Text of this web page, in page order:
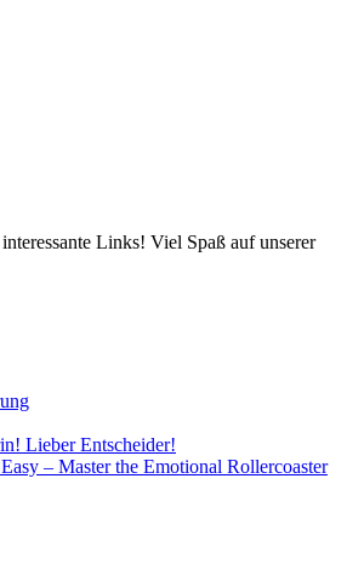
Links! Viel Spaß auf unserer
Lieber Entscheider!
– Master the Emotional Rollercoaster